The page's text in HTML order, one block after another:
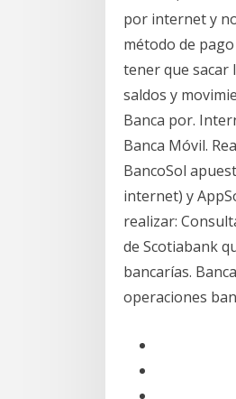
por internet y
método de
tener que sacar
saldos y
Banca por.
Banca Móvil.
BancoSol
internet) y
realizar:
de Scotiabank
bancarías.
operaciones